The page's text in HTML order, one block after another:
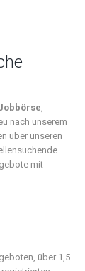
,
nach unserem
über unseren
mit
über 1,5